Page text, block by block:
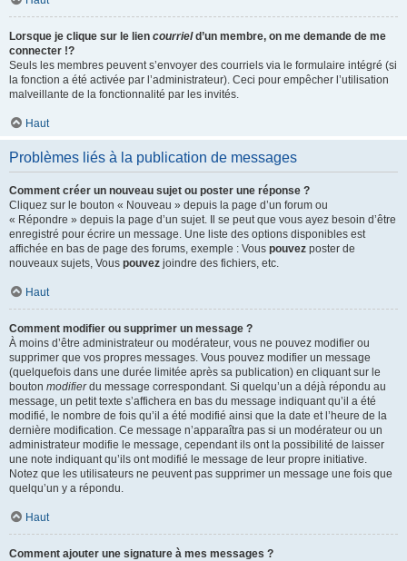
Lorsque je clique sur le lien courrield’un membre, on me demande de me
connecter !?
Seuls les membres peuvent s’envoyer des courriels via le formulaire intégré (si
la fonction a été activée par l’administrateur). Ceci pour empêcher l’utilisation
malveillante de la fonctionnalité par les invités.
Haut
Problèmes liés à la publication de messages
Comment créer un nouveau sujet ou poster une réponse ?
Cliquez sur le bouton « Nouveau » depuis la page d’un forum ou
« Répondre » depuis la page d’un sujet. Il se peut que vous ayez besoin d’être
enregistré pour écrire un message. Une liste des options disponibles est
affichée en bas de page des forums, exemple : Vous pouvez poster de
nouveaux sujets, Vous pouvez joindre des fichiers, etc.
Haut
Comment modifier ou supprimer un message ?
À moins d’être administrateur ou modérateur, vous ne pouvez modifier ou
supprimer que vos propres messages. Vous pouvez modifier un message
(quelquefois dans une durée limitée après sa publication) en cliquant sur le
bouton modifierdu message correspondant. Si quelqu’un a déjà répondu au
message, un petit texte s’affichera en bas du message indiquant qu’il a été
modifié, le nombre de fois qu’il a été modifié ainsi que la date et l’heure de la
dernière modification. Ce message n’apparaîtra pas si un modérateur ou un
administrateur modifie le message, cependant ils ont la possibilité de laisser
une note indiquant qu’ils ont modifié le message de leur propre initiative.
Notez que les utilisateurs ne peuvent pas supprimer un message une fois que
quelqu’un y a répondu.
Haut
Comment ajouter une signature à mes messages ?